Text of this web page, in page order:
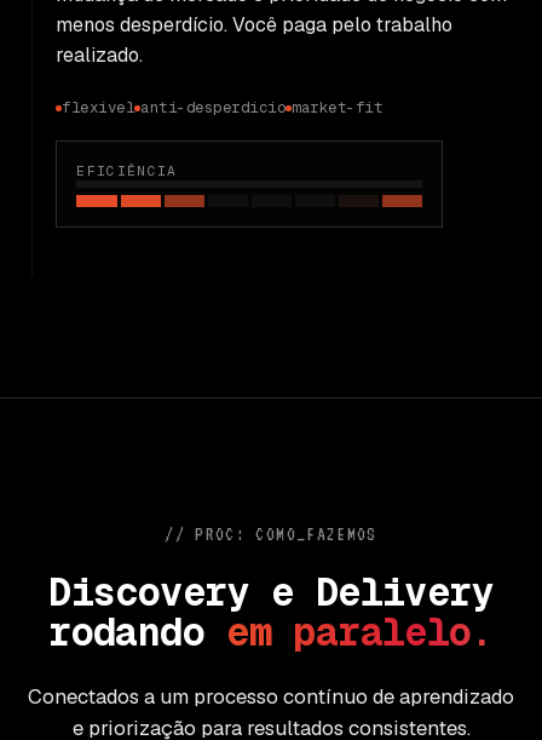
menos desperdício. Você paga pelo trabalho
realizado.
flexível anti-desperdício market-fit
EFICIÊNCIA
// PROC: COMO_FAZEMOS
Discovery e Delivery
rodando em paralelo.
Conectados a um processo contínuo de aprendizado
e priorização para resultados consistentes.